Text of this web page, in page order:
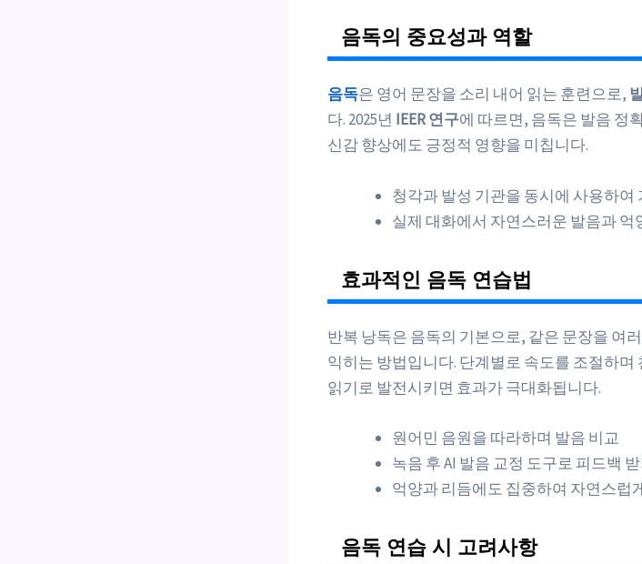
음독의 중요성과 역할
음독은 영어 문장을 소리 내어 읽는 훈련으로,
다. 2025년 IEER 연구에 따르면, 음독은 발음 정
신감 향상에도 긍정적 영향을 미칩니다.
청각과 발성 기관을 동시에 사용하여
실제 대화에서 자연스러운 발음과 억
효과적인 음독 연습법
반복 낭독은 음독의 기본으로, 같은 문장을 여
익히는 방법입니다. 단계별로 속도를 조절하
읽기로 발전시키면 효과가 극대화됩니다.
원어민 음원을 따라하며 발음 비교
녹음 후 AI 발음 교정 도구로 피드백
억양과 리듬에도 집중하여 자연스럽
음독 연습 시 고려사항